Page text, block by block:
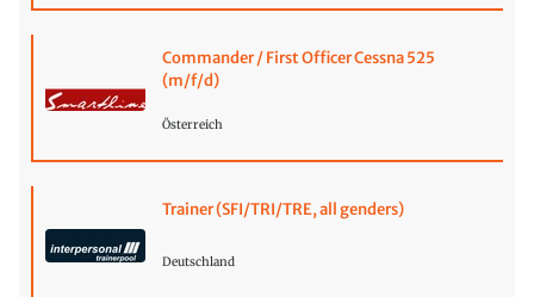
Commander / First Officer Cessna 525
(m/f/d)
Österreich
Trainer (SFI/TRI/TRE, all genders)
Deutschland